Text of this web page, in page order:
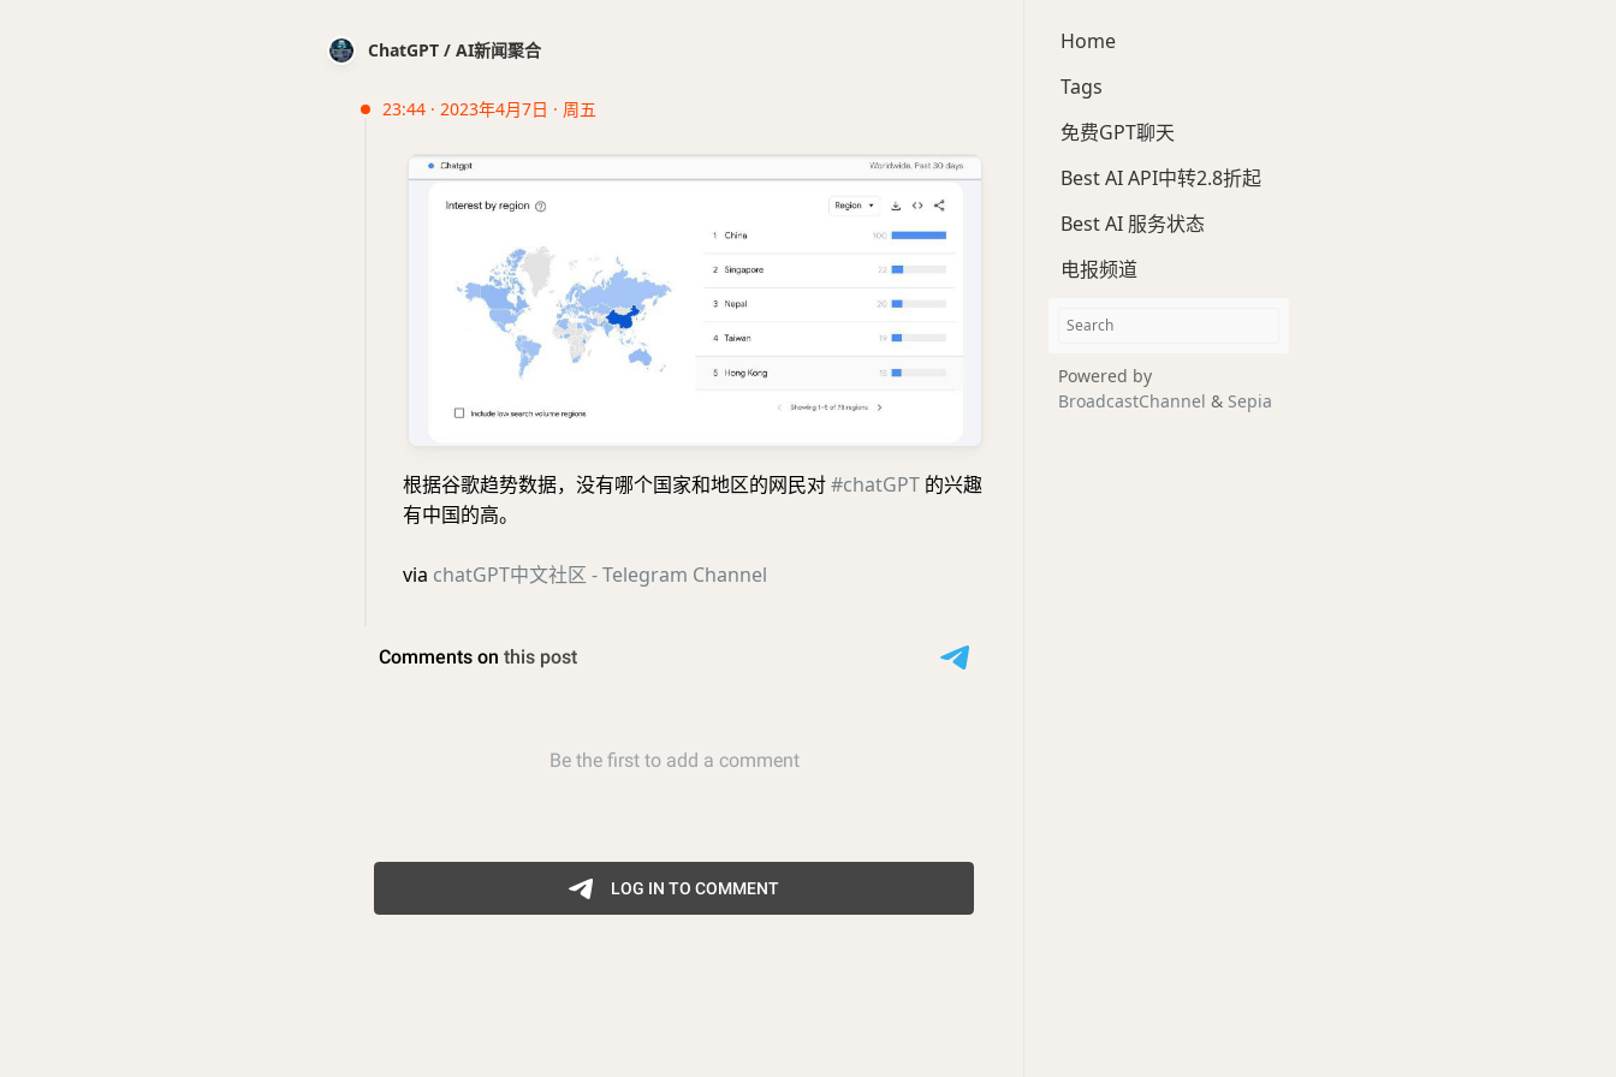
ChatGPT / AI新闻聚合
23:44 · 2023年4月7日 · 周五
根据谷歌趋势数据，没有哪个国家和地区的网民对#chatGPT 的兴趣
有中国的高。
via chatGPT中文社区 - Telegram Channel
Home
Tags
免费GPT聊天
Best AI API中转2.8折起
Best AI 服务状态
电报频道
Powered by
BroadcastChannel & Sepia